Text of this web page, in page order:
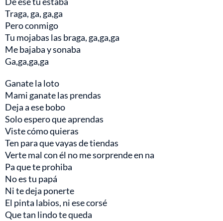
Traga, ga, ga,ga
Pero conmigo
Tu mojabas las braga, ga,ga,ga
Me bajaba y sonaba
Ga,ga,ga,ga
Ganate la loto
Mami ganate las prendas
Deja a ese bobo
Solo espero que aprendas
Viste cómo quieras
Ten para que vayas de tiendas
Verte mal con él no me sorprende en na
Pa que te prohiba
No es tu papá
Ni te deja ponerte
El pinta labios, ni ese corsé
Que tan lindo te queda